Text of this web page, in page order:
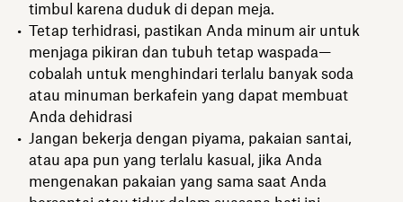
timbul karena duduk di depan meja.
Tetap terhidrasi, pastikan Anda minum air untuk
menjaga pikiran dan tubuh tetap waspada—
cobalah untuk menghindari terlalu banyak soda
atau minuman berkafein yang dapat membuat
Anda dehidrasi
Jangan bekerja dengan piyama, pakaian santai,
atau apa pun yang terlalu kasual, jika Anda
mengenakan pakaian yang sama saat Anda